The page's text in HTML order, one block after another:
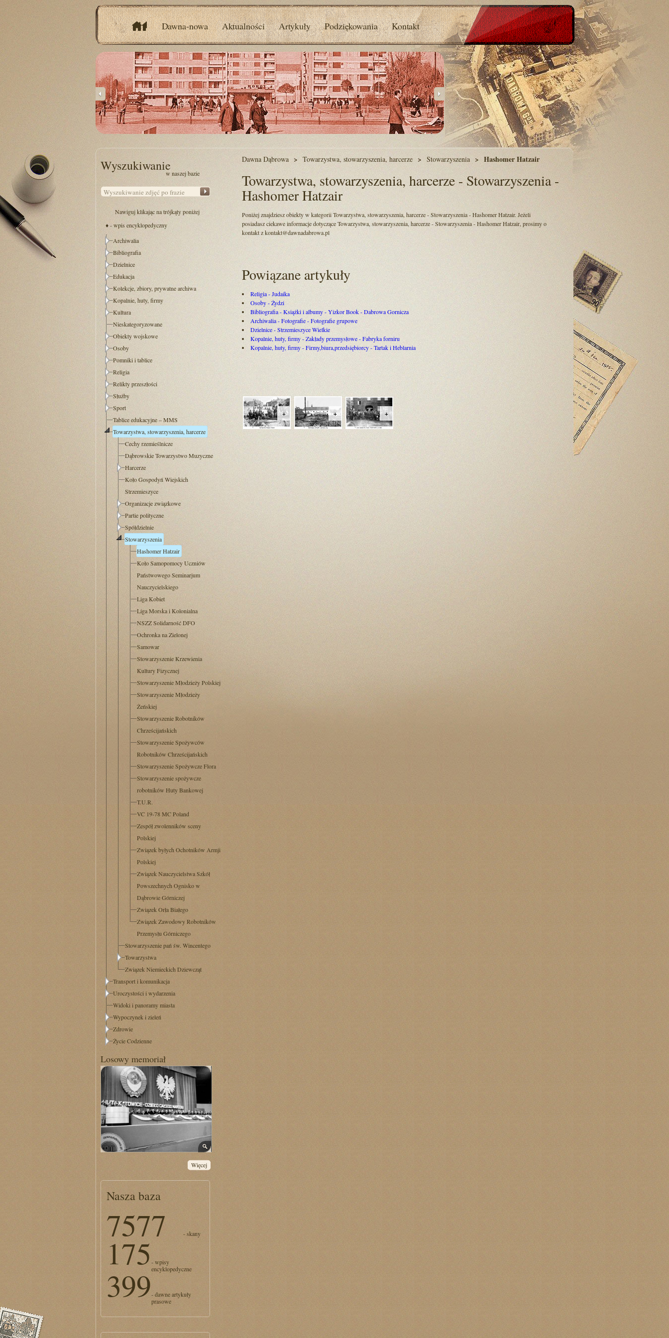
Dawna-nowa Aktualności Artykuły Podziękowania Kontakt
Dawna Dąbrowa Towarzystwa, stowarzyszenia, harcerze Stowarzyszenia Hashomer Hatzair
Towarzystwa, stowarzyszenia, harcerze - Stowarzyszenia -
Hashomer Hatzair
Poniżej znajdziesz obiekty w kategorii Towarzystwa, stowarzyszenia, harcerze - Stowarzyszenia - Hashomer Hatzair. Jeżeli
posiadasz ciekawe informacje dotyczące Towarzystwa, stowarzyszenia, harcerze - Stowarzyszenia - Hashomer Hatzair, prosimy o
kontakt z kontakt@dawnadabrowa.pl
Powiązane artykuły
Religia - Judaika
Osoby - Żydzi
Bibliografia - Książki i albumy - Yizkor Book - Dabrowa Gornicza
Archiwalia - Fotografie - Fotografie grupowe
Dzielnice - Strzemieszyce Wielkie
Kopalnie, huty, firmy - Zakłady przemysłowe - Fabryka forniru
Kopalnie, huty, firmy - Firmy,biura,przedsiębiorcy - Tartak i Heblarnia
+ + +
Wyszukiwaniew naszej bazie
Nawiguj klikając na trójkąty poniżej
♦ - wpis encyklopedyczny
Archiwalia
Bibliografia
Dzielnice
Edukacja
Kolekcje, zbiory, prywatne archiwa
Kopalnie, huty, firmy
Kultura
Nieskategoryzowane
Obiekty wojskowe
Osoby
Pomniki i tablice
Religia
Relikty przeszłości
Służby
Sport
Tablice edukacyjne – MMS
Towarzystwa, stowarzyszenia, harcerze
Cechy rzemieślnicze
Dąbrowskie Towarzystwo Muzyczne
Harcerze
Koło Gospodyń Wiejskich
Strzemieszyce
Organizacje związkowe
Partie polityczne
Spółdzielnie
Stowarzyszenia
Hashomer Hatzair
Koło Samopomocy Uczniów
Państwowego Seminarjum
Nauczycielskiego
Liga Kobiet
Liga Morska i Kolonialna
NSZZ Solidarność DFO
Ochronka na Zielonej
Samowar
Stowarzyszenie Krzewienia
Kultury Fizycznej
Stowarzyszenie Młodzieży Polskiej
Stowarzyszenie Młodzieży
Żeńskiej
Stowarzyszenie Robotników
Chrześcijańskich
Stowarzyszenie Spożywców
Robotników Chrześcijańskich
Stowarzyszenie Spożywcze Flora
Stowarzyszenie spożywcze
robotników Huty Bankowej
T.U.R.
VC 19-78 MC Poland
Zespół zwolenników sceny
Polskiej
Związek byłych Ochotników Armji
Polskiej
Związek Nauczycielstwa Szkół
Powszechnych Ognisko w
Dąbrowie Górniczej
Związek Orła Białego
Związek Zawodowy Robotników
Przemysłu Górniczego
Stowarzyszenie pań św. Wincentego
Towarzystwa
Związek Niemieckich Dziewcząt
Transport i komunikacja
Uroczystości i wydarzenia
Widoki i panoramy miasta
Wypoczynek i zieleń
Zdrowie
Życie Codzienne
Losowy memoriał
Więcej
Nasza baza
7577 - skany
175 - wpisy
encyklopedyczne
399- dawne artykuły
prasowe